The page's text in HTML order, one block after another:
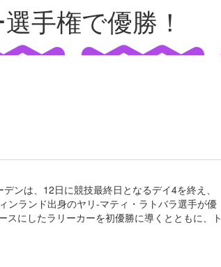
手権で優勝！
ンは、12日に競技最終日となるデイ4を終え、
ンランド出身のヤリ-マティ・ラトバラ選手が優
にしたラリーカーを初優勝に導くとともに、ト